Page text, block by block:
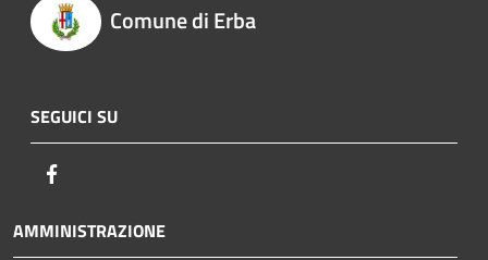
Comune di Erba
SEGUICI SU
AMMINISTRAZIONE